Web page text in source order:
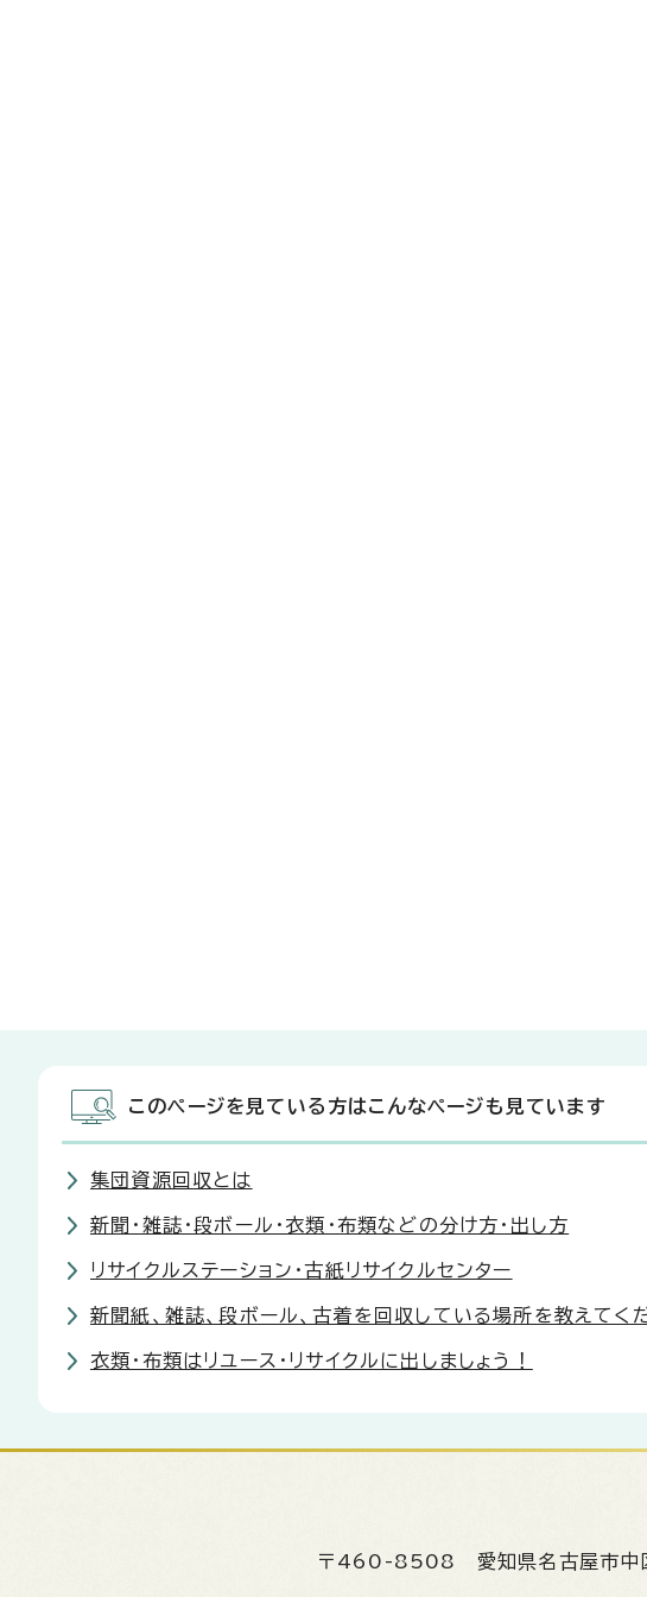
このページを見ている方はこんなページも見ています
集団資源回収とは
新聞・雑誌・段ボール・衣類・布類などの分け方・出し方
リサイクルステーション・古紙リサイクルセンター
新聞紙、雑誌、段ボール、古着を回収している場所を教えてく
衣類・布類はリユース・リサイクルに出しましょう！
〒460-8508 愛知県名古屋市